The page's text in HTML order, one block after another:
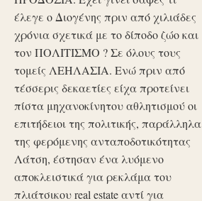
έλεγε ο Διογένης πριν από χιλιάδες
χρόνια σχετικά με το δίποδο ζώο και
τον ΠΟΛΙΤΙΣΜΟ ? Σε όλους τους
τομείς ΛΕΗΛΑΣΙΑ. Ενώ πριν από
τέσσερις δεκαετίες είχα προτείνει
πίστα μηχανοκίνητου αθλητισμού οι
επιτήδειοι της πολιτικής, παράλληλα
της φερόμενης ανταποδοτικότητας
Λάτση, έστησαν ένα λυόμενο
αποκλειστικά για ρεκλάμα του
πλιάτσικου real estate αντί για